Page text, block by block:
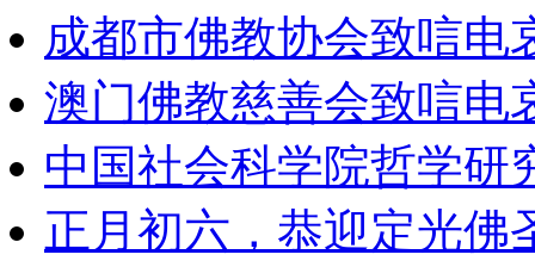
成都市佛教协会致唁电
澳门佛教慈善会致唁电
中国社会科学院哲学研
正月初六，恭迎定光佛